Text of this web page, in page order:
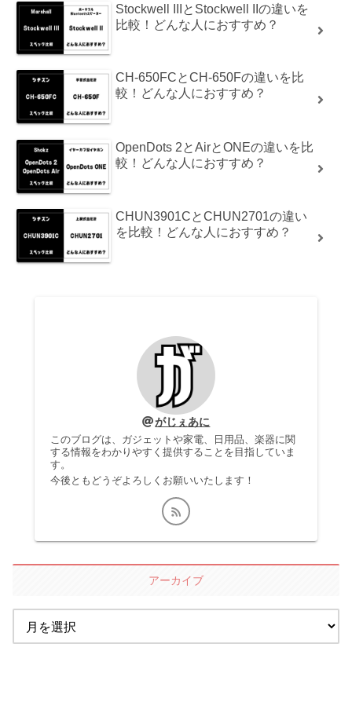
Stockwell IIIとStockwell IIの違いを
比較！どんな人におすすめ？
CH-650FCとCH-650Fの違いを比
較！どんな人におすすめ？
OpenDots 2とAirとONEの違いを比
較！どんな人におすすめ？
CHUN3901CとCHUN2701の違い
を比較！どんな人におすすめ？
がじぇあに
このブログは、ガジェットや家電、日用品、楽器に関
する情報をわかりやすく提供することを目指していま
す。
今後ともどうぞよろしくお願いいたします！
アーカイブ